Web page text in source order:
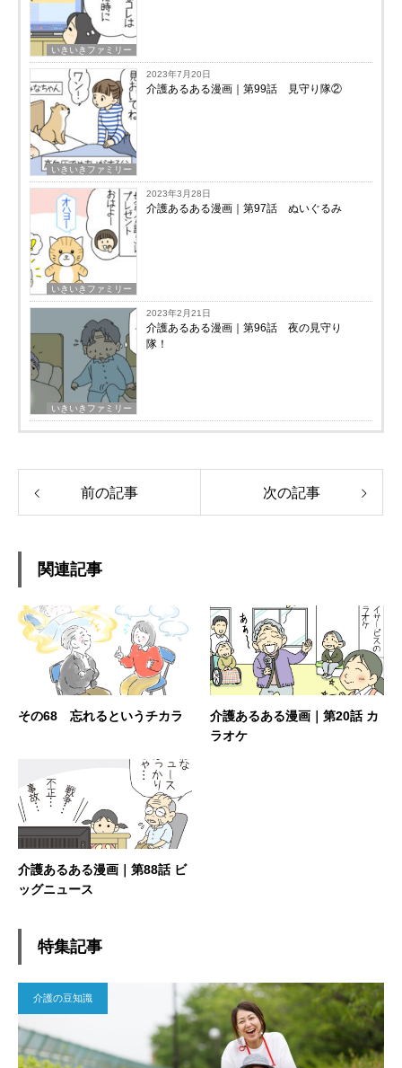
いきいきファミリー
いきいきファミリー
2023年7月20日
介護あるある漫画｜第99話 見守り隊②
いきいきファミリー
2023年3月28日
介護あるある漫画｜第97話 ぬいぐるみ
いきいきファミリー
2023年2月21日
介護あるある漫画｜第96話 夜の見守り
隊！
前の記事 次の記事
関連記事
その68 忘れるというチカラ
介護あるある漫画｜第20話 カ
ラオケ
介護あるある漫画｜第88話 ビ
ッグニュース
特集記事
介護の豆知識